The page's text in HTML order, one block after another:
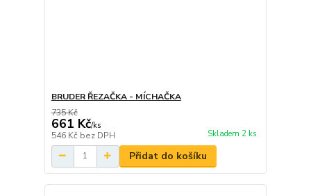
BRUDER ŘEZAČKA - MÍCHAČKA
735 Kč
661 Kč/ks
546 Kč bez DPH Skladem 2 ks
Přidat do košíku